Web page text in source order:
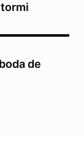
de